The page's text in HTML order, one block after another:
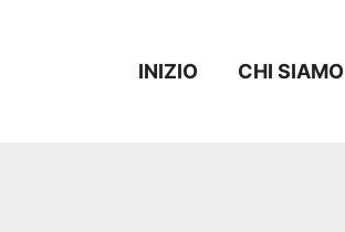
INIZIO CHI SIAMO